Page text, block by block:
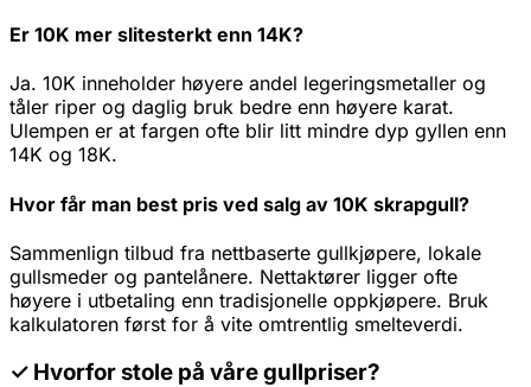
Er 10K mer slitesterkt enn 14K?
Ja. 10K inneholder høyere andel legeringsmetaller og
tåler riper og daglig bruk bedre enn høyere karat.
Ulempen er at fargen ofte blir litt mindre dyp gyllen enn
14K og 18K.
Hvor får man best pris ved salg av 10K skrapgull?
Sammenlign tilbud fra nettbaserte gullkjøpere, lokale
gullsmeder og pantelånere. Nettaktører ligger ofte
høyere i utbetaling enn tradisjonelle oppkjøpere. Bruk
kalkulatoren først for å vite omtrentlig smelteverdi.
✓ Hvorfor stole på våre gullpriser?